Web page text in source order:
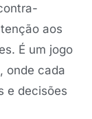
aos
É um jogo
onde cada
e decisões